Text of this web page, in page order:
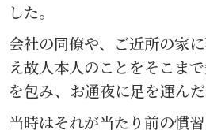
した。
会社の同僚や、ご近所の家
え故人本人のことをそこま
を包み、お通夜に足を運んだ
当時はそれが当たり前の慣習